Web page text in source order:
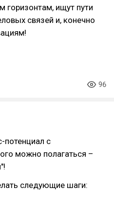
горизонтам, ищут пути
связей и, конечно
96
потенциал с
можно полагаться –
следующие шаги: